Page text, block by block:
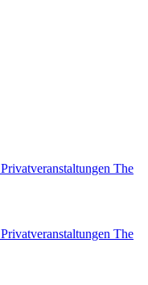
Privatveranstaltungen The
Privatveranstaltungen The